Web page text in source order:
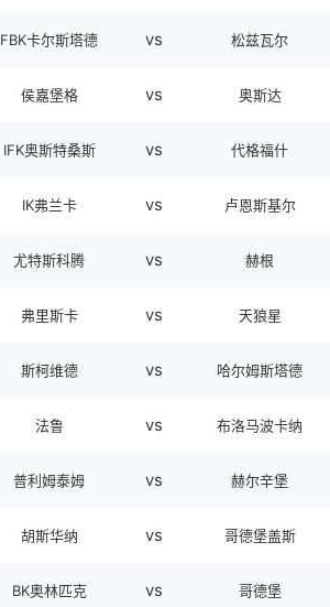
FBK卡尔斯塔德 vs 松兹瓦尔
侯嘉堡格 vs 奥斯达
IFK奥斯特桑斯 vs 代格福什
IK弗兰卡 vs 卢恩斯基尔
尤特斯科腾 vs 赫根
弗里斯卡 vs 天狼星
斯柯维德 vs 哈尔姆斯塔德
法鲁 vs 布洛马波卡纳
普利姆泰姆 vs 赫尔辛堡
胡斯华纳 vs 哥德堡盖斯
BK奥林匹克 vs 哥德堡